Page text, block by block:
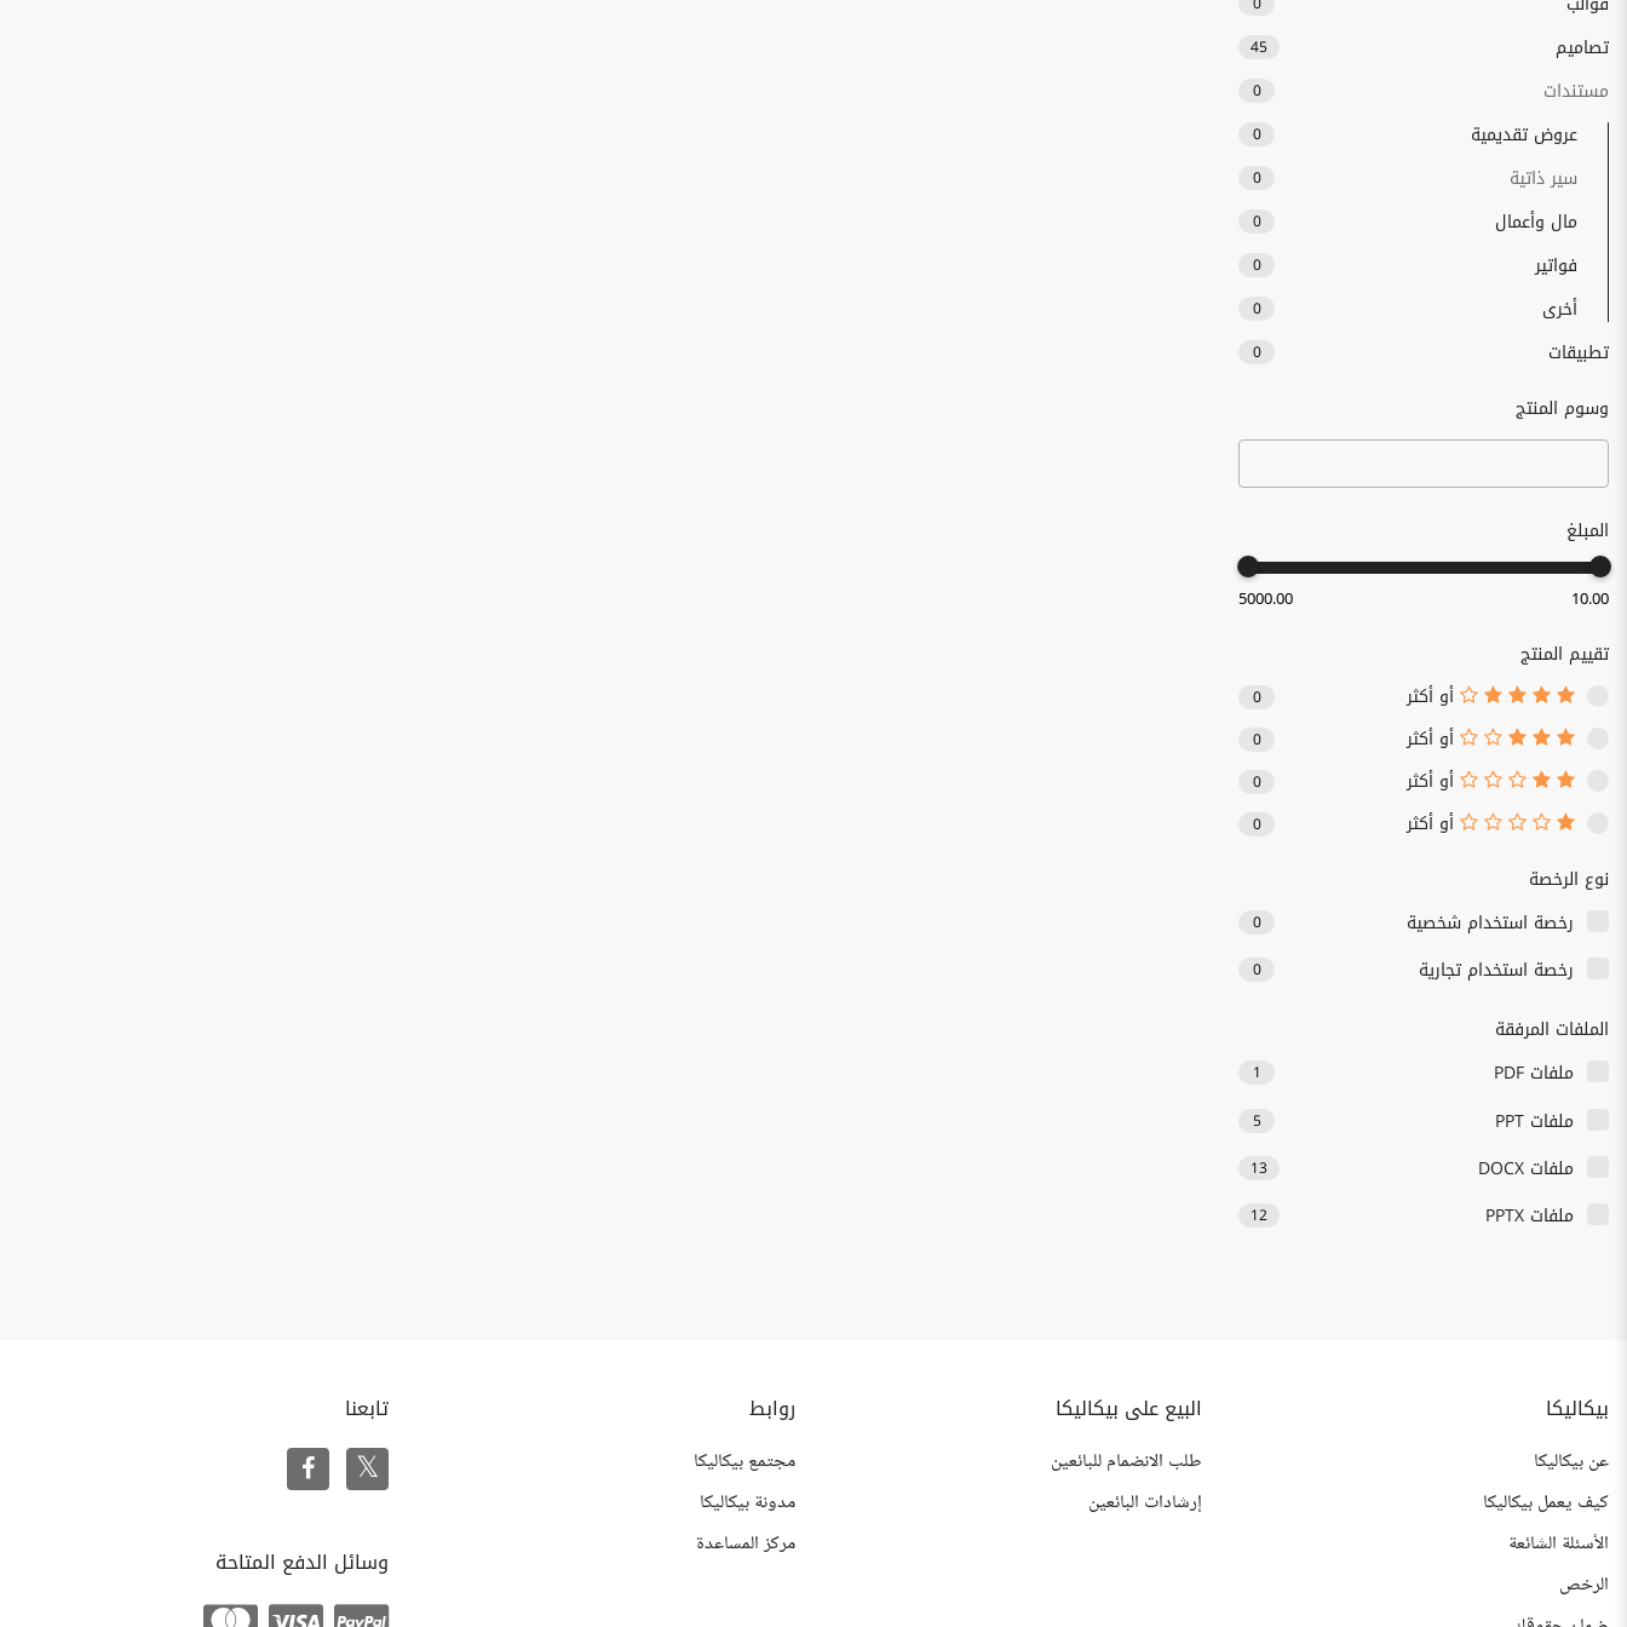
تصاميم 45
مستندات 0
عروض تقديمية 0
سير ذاتية 0
مال وأعمال 0
فواتير 0
أخرى 0
تطبيقات 0
وسوم المنتج
المبلغ
10.00
5000.00
تقييم المنتج
أو أكثر
0
أو أكثر 0
أو أكثر 0
أو أكثر 0
نوع الرخصة
رخصة استخدام شخصية
0
رخصة استخدام تجارية 0
الملفات المرفقة
ملفات PDF
1
ملفات PPT 5
ملفات DOCX 13
ملفات PPTX 12
بيكاليكا
عن بيكاليكا
كيف يعمل بيكاليكا
الأسئلة الشائعة
الرخص
البيع على بيكاليكا
طلب الانضمام للبائعين
إرشادات البائعين
روابط
مجتمع بيكاليكا
مدونة بيكاليكا
مركز المساعدة
تابعنا
وسائل الدفع المتاحة